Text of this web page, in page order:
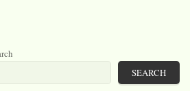
SEARCH